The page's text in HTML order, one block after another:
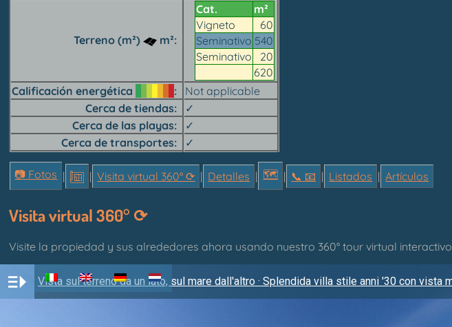
Terreno (m²) m²
Cat.
m²
Vigneto
60
Seminativo 540
Seminativo
20
620
Calificación energética
Not applicable
Cerca de tiendas
✓
Cerca de las playas
✓
Cerca de transportes
✓
📷 Fotos | | Visita virtual 360° ⟳ | Detalles | 🗺 | 📞︎ 📧 | Listados | Artículos
Visita virtual 360° ⟳
Visite la propiedad y sus alrededores ahora usando nuestro 360° tour virtual interactivo